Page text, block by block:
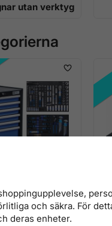
utan verktyg
263
och säkra. För
deras enheter.